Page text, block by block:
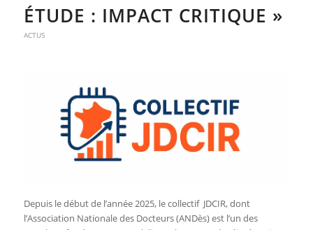
ÉTUDE : IMPACT CRITIQUE »
ACTUS
Depuis le début de l’année 2025, le collectif JDCIR, dont
l’Association Nationale des Docteurs (ANDès) est l’un des